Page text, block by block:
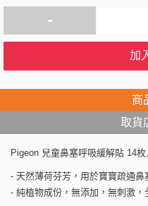
-
加
商
取貨
Pigeon 兒童鼻塞呼吸緩解貼 14
- 天然薄荷芬芳，用於寶寶疏通鼻
- 純植物成份，無添加，無刺激